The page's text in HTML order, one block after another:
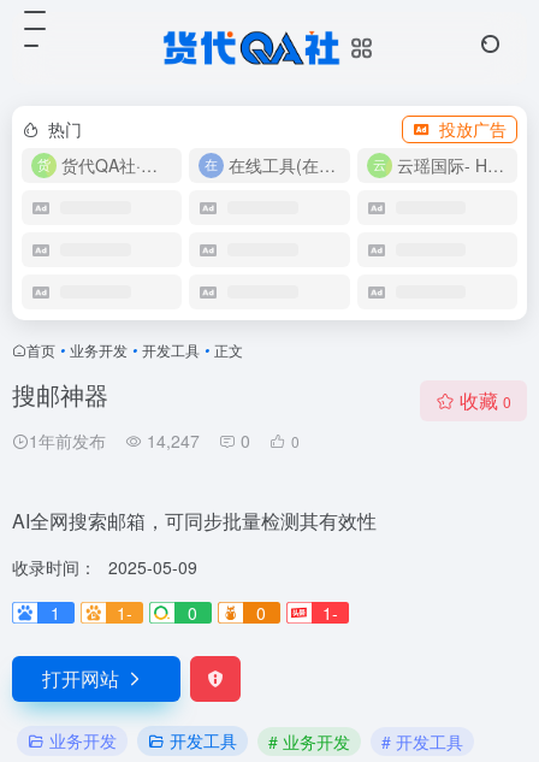
热门
投放广告
货代QA社·让货代之路更简单！
在线工具(在线实用工具200+) 云瑶国际- Harlan-15360639224
首页 • 业务开发 • 开发工具 • 正文
搜邮神器
1年前发布 14,247 0 0
收藏 0
AI全网搜索邮箱，可同步批量检测其有效性
收录时间：
2025-05-09
1
1- 0 0 1-
打开网站
业务开发 开发工具 # 业务开发 # 开发工具